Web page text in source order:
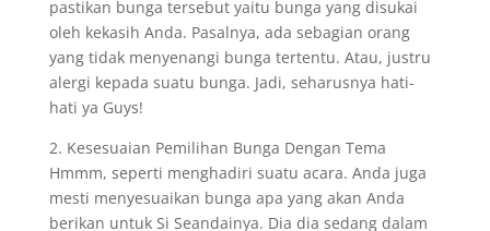
pastikan bunga tersebut yaitu bunga yang disukai
oleh kekasih Anda. Pasalnya, ada sebagian orang
yang tidak menyenangi bunga tertentu. Atau, justru
alergi kepada suatu bunga. Jadi, seharusnya hati-
hati ya Guys!
2. Kesesuaian Pemilihan Bunga Dengan Tema
Hmmm, seperti menghadiri suatu acara. Anda juga
mesti menyesuaikan bunga apa yang akan Anda
berikan untuk Si Seandainya. Dia dia sedang dalam